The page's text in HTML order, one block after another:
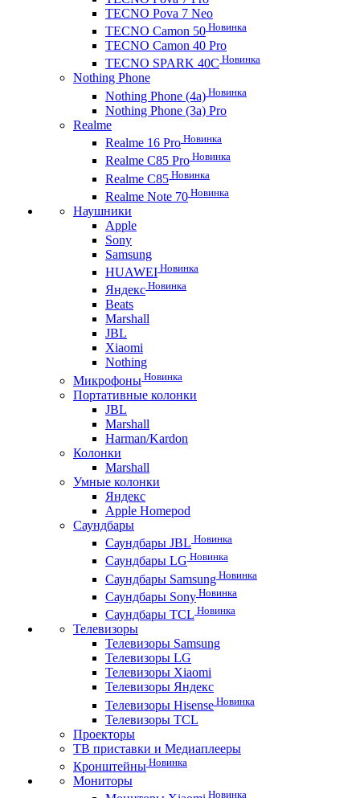
TECNO Pova 7 Neo
TECNO Camon 50 Новинка
TECNO Camon 40 Pro
TECNO SPARK 40C Новинка
Nothing Phone
Nothing Phone (4a) Новинка
Nothing Phone (3a) Pro
Realme
Realme 16 Pro Новинка
Realme C85 Pro Новинка
Realme C85 Новинка
Realme Note 70 Новинка
Наушники
Apple
Sony
Samsung
HUAWEI Новинка
Яндекс Новинка
Beats
Marshall
JBL
Xiaomi
Nothing
Микрофоны Новинка
Портативные колонки
JBL
Marshall
Harman/Kardon
Колонки
Marshall
Умные колонки
Яндекс
Apple Homepod
Саундбары
Саундбары JBL Новинка
Саундбары LG Новинка
Саундбары Samsung Новинка
Саундбары Sony Новинка
Саундбары TCL Новинка
Телевизоры
Телевизоры Samsung
Телевизоры LG
Телевизоры Xiaomi
Телевизоры Яндекс
Телевизоры Hisense Новинка
Телевизоры TCL
Проекторы
ТВ приставки и Медиаплееры
Кронштейны Новинка
Мониторы
Новинка